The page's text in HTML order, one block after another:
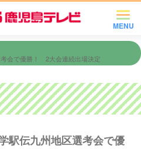
MENU
会で優勝！ 2大会連続出場決定
駅伝九州地区選考会で優